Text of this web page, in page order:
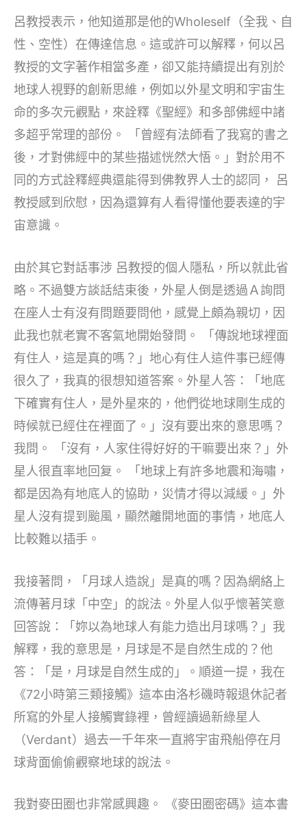
呂教授表示，他知道那是他的Wholeself（全我、自
性、空性）在傳達信息。這或許可以解釋，何以呂
教授的文字著作相當多產，卻又能持續提出有別於
地球人視野的創新思維，例如以外星文明和宇宙生
命的多次元觀點，來詮釋《聖經》和多部佛經中諸
多超乎常理的部份。 「曾經有法師看了我寫的書之
後，才對佛經中的某些描述恍然大悟。」對於用不
同的方式詮釋經典還能得到佛教界人士的認同， 呂
教授感到欣慰，因為還算有人看得懂他要表達的宇
宙意識。
由於其它對話事涉 呂教授的個人隱私，所以就此省
略。不過雙方談話結束後，外星人倒是透過Ａ詢問
在座人士有沒有問題要問他，感覺上頗為親切，因
此我也就老實不客氣地開始發問。 「傳說地球裡面
有住人，這是真的嗎？」地心有住人這件事已經傳
很久了，我真的很想知道答案。外星人答：「地底
下確實有住人，是外星來的，他們從地球剛生成的
時候就已經住在裡面了。」沒有要出來的意思嗎？
我問。 「沒有，人家住得好好的干嘛要出來？」外
星人很直率地回复。 「地球上有許多地震和海嘯，
都是因為有地底人的協助，災情才得以減緩。」外
星人沒有提到颱風，顯然離開地面的事情，地底人
比較難以插手。
我接著問，「月球人造說」是真的嗎？因為網絡上
流傳著月球「中空」的說法。外星人似乎懷著笑意
回答說：「妳以為地球人有能力造出月球嗎？」我
解釋，我的意思是，月球是不是自然生成的？他
答：「是，月球是自然生成的」。順道一提，我在
《72小時第三類接觸》這本由洛杉磯時報退休記者
所寫的外星人接觸實錄裡，曾經讀過新綠星人
（Verdant）過去一千年來一直將宇宙飛船停在月
球背面偷偷觀察地球的說法。
我對麥田圈也非常感興趣。 《麥田圈密碼》這本書